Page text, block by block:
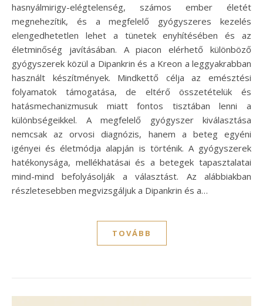
hasnyálmirigy-elégtelenség, számos ember életét
megnehezítik, és a megfelelő gyógyszeres kezelés
elengedhetetlen lehet a tünetek enyhítésében és az
életminőség javításában. A piacon elérhető különböző
gyógyszerek közül a Dipankrin és a Kreon a leggyakrabban
használt készítmények. Mindkettő célja az emésztési
folyamatok támogatása, de eltérő összetételük és
hatásmechanizmusuk miatt fontos tisztában lenni a
különbségeikkel. A megfelelő gyógyszer kiválasztása
nemcsak az orvosi diagnózis, hanem a beteg egyéni
igényei és életmódja alapján is történik. A gyógyszerek
hatékonysága, mellékhatásai és a betegek tapasztalatai
mind-mind befolyásolják a választást. Az alábbiakban
részletesebben megvizsgáljuk a Dipankrin és a…
TOVÁBB